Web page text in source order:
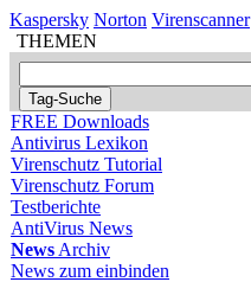
Kaspersky Norton Virenscanner
THEMEN
FREE Downloads
Antivirus Lexikon
Virenschutz Tutorial
Virenschutz Forum
Testberichte
AntiVirus News
News Archiv
News zum einbinden